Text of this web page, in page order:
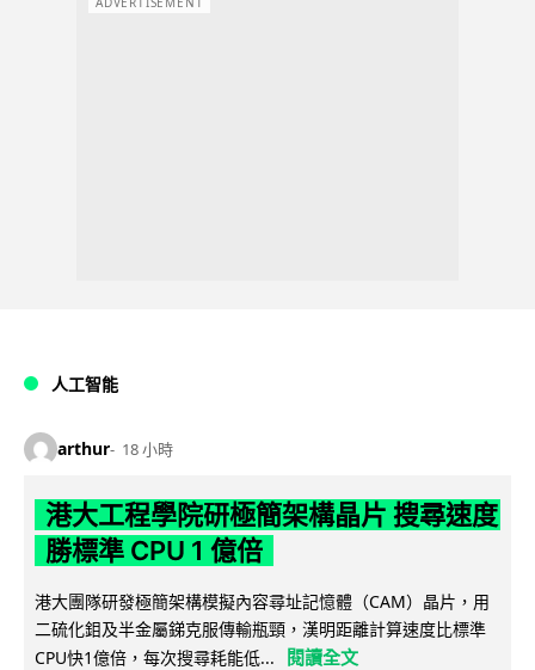
人工智能
arthur 18 小時
港大工程學院研極簡架構晶片 搜尋速度
勝標準 CPU 1 億倍
港大團隊研發極簡架構模擬內容尋址記憶體（CAM）晶片，用
二硫化鉬及半金屬銻克服傳輸瓶頸，漢明距離計算速度比標準
CPU快1億倍，每次搜尋耗能低...
閱讀全文